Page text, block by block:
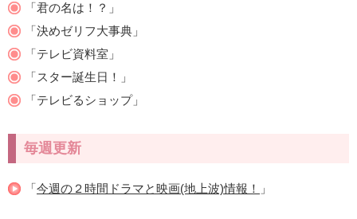
「君の名は！？」
「決めゼリフ大事典」
「テレビ資料室」
「スター誕生日！」
「テレビるショップ」
毎週更新
「今週の２時間ドラマと映画(地上波)情報！ 」